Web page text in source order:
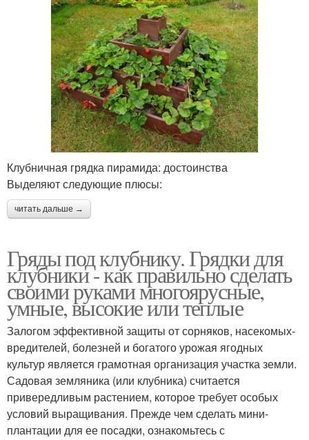
Клубничная грядка пирамида: достоинства
Выделяют следующие плюсы:
читать дальше →
Гряды под клубнику. Грядки для
клубники - как правильно сделать
своими руками многоярусные,
умные, высокие или теплые
Залогом эффективной защиты от сорняков, насекомых-
вредителей, болезней и богатого урожая ягодных
культур является грамотная организация участка земли.
Садовая земляника (или клубника) считается
привередливым растением, которое требует особых
условий выращивания. Прежде чем сделать мини-
плантации для ее посадки, ознакомьтесь с